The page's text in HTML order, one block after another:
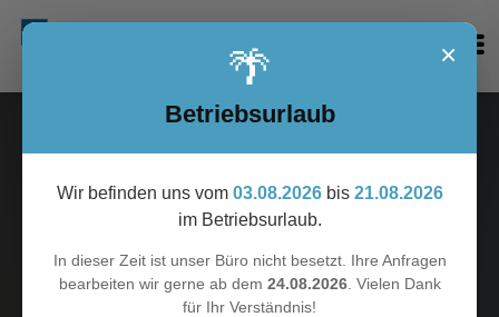
×
🌴
Betriebsurlaub
Wir befinden uns vom 03.08.2026bis 21.08.2026
im Betriebsurlaub.
In dieser Zeit ist unser Büro nicht besetzt. Ihre Anfragen
bearbeiten wir gerne ab dem 24.08.2026. Vielen Dank
für Ihr Verständnis!